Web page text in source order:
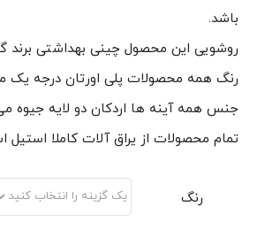
باشد.
روشویی این محصول چینی بهداشتی برند
رنگ همه محصولات پلی اورتان درجه یک
جنس همه آینه ها اردکان دو لایه جیوه
تمام محصولات از یراق آلات کاملا استیل
رنگ